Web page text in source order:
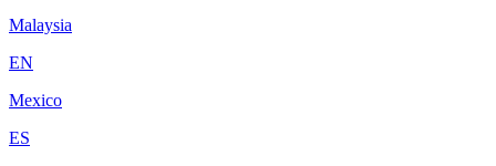
Malaysia
EN
Mexico
ES